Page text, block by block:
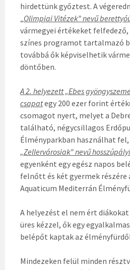
hirdettünk győztest. A
„Olimpiai Vitézek” nevű
vármegyei értékeket
színes programot tartalmazó
továbbá ők képviselhetik
döntőben.
A 2. helyezett „Ebes
csapategy 200 ezer forint
csomagot nyert, melyet a
található, négycsillagos
Élményparkban használhat fel,
„Zellervárosiak” nevű
egyenként egy egész napos
felnőtt és két gyermek részére
Aquaticum Mediterrán
A helyezést el nem ért
üres kézzel, ők egy
belépőt kaptak az
Mindezeken felül minden